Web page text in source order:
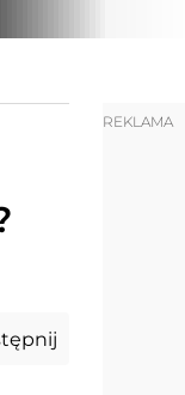
REKLAMA